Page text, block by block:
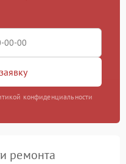
конфиденциальности
ремонта